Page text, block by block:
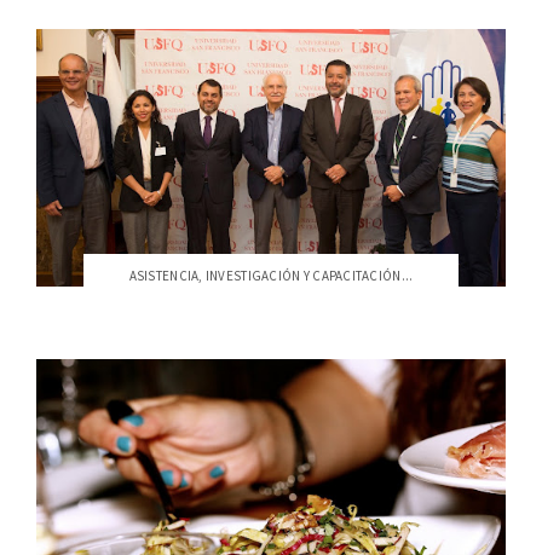
ASISTENCIA, INVESTIGACIÓN Y CAPACITACIÓN...